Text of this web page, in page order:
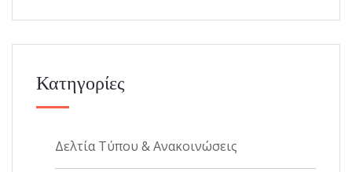
Κατηγορίες
Δελτία Τύπου & Ανακοινώσεις